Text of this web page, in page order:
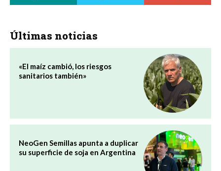
Últimas noticias
«El maíz cambió, los riesgos
sanitarios también»
NeoGen Semillas apunta a duplicar
su superficie de soja en Argentina